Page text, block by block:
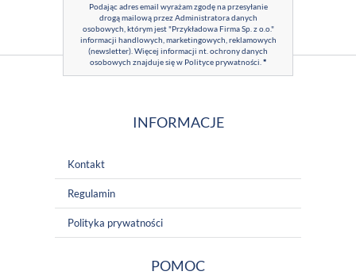
Podając adres email wyrażam zgodę na przesyłanie
drogą mailową przez Administratora danych
osobowych, którym jest "Przykładowa Firma Sp. z o.o."
informacji handlowych, marketingowych, reklamowych
(newsletter). Więcej informacji nt. ochrony danych
osobowych znajduje się w Polityce prywatności *
INFORMACJE
Kontakt
Regulamin
Polityka prywatności
POMOC